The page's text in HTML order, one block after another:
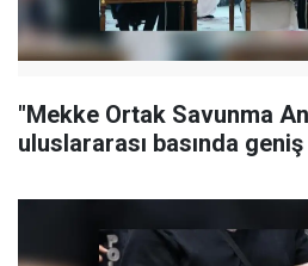
"Mekke Ortak Savunma
uluslararası basında